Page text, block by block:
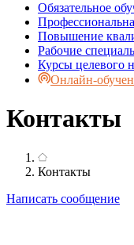
Обязательное
Повышение
Рабочие
Курсы целевого
Онлайн-
Контакты
Контакты
Написать сообщение